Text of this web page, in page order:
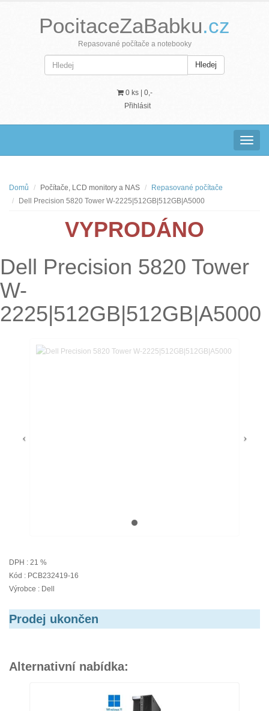
PocitaceZaBabku.cz
Repasované počítače a notebooky
Hledej
0 ks | 0,-
Přihlásit
Domů Počítače, LCD monitory a NAS
Repasované počítače
Dell Precision 5820 Tower W-2225|512GB|512GB|A5000
VYPRODÁNO
Dell Precision 5820 Tower
W-
2225|512GB|512GB|A5000
DPH : 21 %
Kód : PCB232419-16
Výrobce : Dell
Prodej ukončen
Alternativní nabídka: